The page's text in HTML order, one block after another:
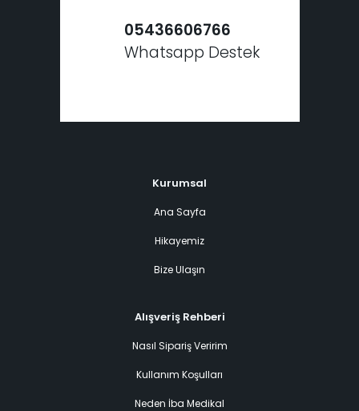
05436606766
Whatsapp Destek
Kurumsal
Ana Sayfa
Hikayemiz
Bize Ulaşın
Alışveriş Rehberi
Nasıl Sipariş Veririm
Kullanım Koşulları
Neden İba Medikal